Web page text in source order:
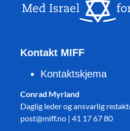
Kontakt MIFF
Kontaktskjema
Conrad Myrland
Daglig leder og ansvarlig
post@miff.no | 41 17 67 80